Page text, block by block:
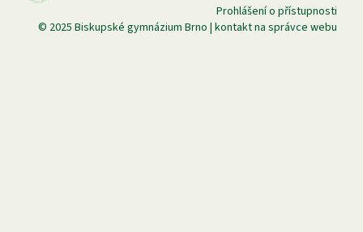
Prohlášení o přístupnosti
© 2025 Biskupské gymnázium Brno | kontakt na správce webu